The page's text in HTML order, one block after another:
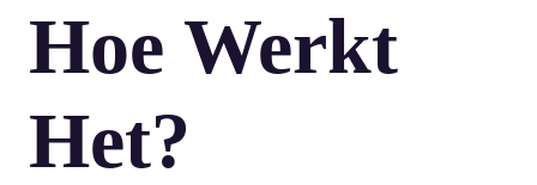
Hoe Werkt
Het?